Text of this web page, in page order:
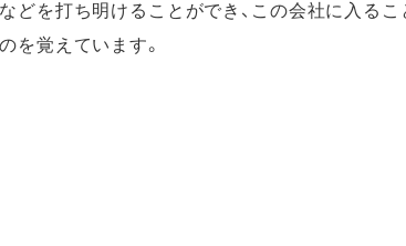
どを打ち明けることができ、この会社に入る
を覚えています。